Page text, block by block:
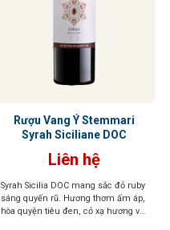
Rượu Vang Ý Stemmari
Syrah Siciliane DOC
Liên hệ
Syrah Sicilia DOC mang sắc đỏ ruby
sáng quyến rũ. Hương thơm ấm áp,
hòa quyện tiêu đen, cỏ xạ hương và